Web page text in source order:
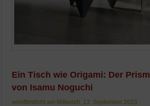
Ein Tisch wie Origami: Der
von Isamu Noguchi
veröffentlicht am Mittwoch, 13. September 2023